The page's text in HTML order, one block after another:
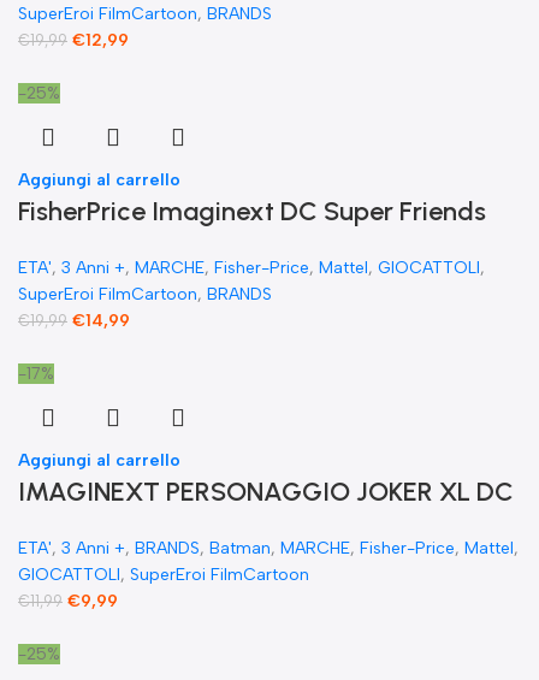
SuperEroi FilmCartoon, BRANDS
€19,99 €12,99
-25%
Aggiungi al carrello
FisherPrice Imaginext DC Super Friends
cm figure snodabile
ETA', 3 Anni +, MARCHE, Fisher-Price, Mattel, GIOCATTOLI,
SuperEroi FilmCartoon, BRANDS
€19,99 €14,99
-17%
Aggiungi al carrello
IMAGINEXT PERSONAGGIO JOKER XL DC
ETA', 3 Anni +, BRANDS, Batman, MARCHE, Fisher-Price, Mattel,
GIOCATTOLI, SuperEroi FilmCartoon
€11,99 €9,99
-25%